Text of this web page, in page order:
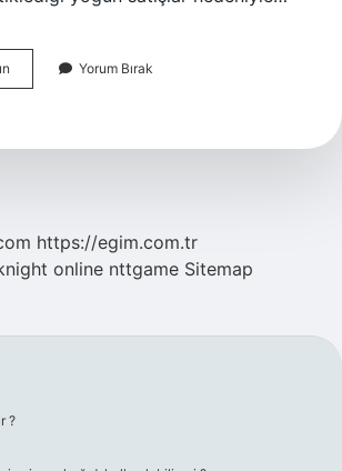
Japonya
Ekonomisi
Yorum Bırak
https://egim.com.tr
online nttgame Sitemap
?